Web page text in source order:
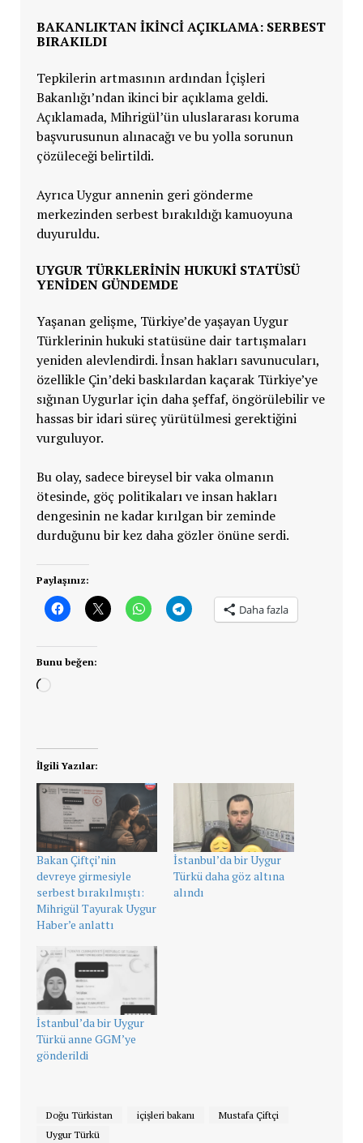
BAKANLIKTAN İKİNCİ AÇIKLAMA: SERBEST
BIRAKILDI
Tepkilerin artmasının ardından İçişleri
Bakanlığı’ndan ikinci bir açıklama geldi.
Açıklamada, Mihrigül’ün uluslararası koruma
başvurusunun alınacağı ve bu yolla sorunun
çözüleceği belirtildi.
Ayrıca Uygur annenin geri gönderme
merkezinden serbest bırakıldığı kamuoyuna
duyuruldu.
UYGUR TÜRKLERİNİN HUKUKİ STATÜSÜ
YENİDEN GÜNDEMDE
Yaşanan gelişme, Türkiye’de yaşayan Uygur
Türklerinin hukuki statüsüne dair tartışmaları
yeniden alevlendirdi. İnsan hakları savunucuları,
özellikle Çin’deki baskılardan kaçarak Türkiye’ye
sığınan Uygurlar için daha şeffaf, öngörülebilir ve
hassas bir idari süreç yürütülmesi gerektiğini
vurguluyor.
Bu olay, sadece bireysel bir vaka olmanın
ötesinde, göç politikaları ve insan hakları
dengesinin ne kadar kırılgan bir zeminde
durduğunu bir kez daha gözler önüne serdi.
Paylaşınız:
Daha fazla
Bunu beğen:
Yükleniyor...
İlgili Yazılar:
Bakan Çiftçi’nin
devreye girmesiyle
serbest bırakılmıştı:
Mihrigül Tayurak Uygur
Haber’e anlattı
İstanbul’da bir Uygur
Türkü daha göz altına
alındı
İstanbul’da bir Uygur
Türkü anne GGM’ye
gönderildi
Doğu Türkistan içişleri bakanı
Mustafa Çiftçi
Uygur Türkü